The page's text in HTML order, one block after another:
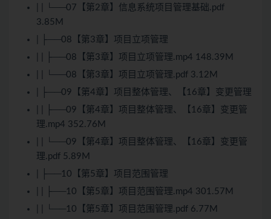
| | └──07【第2章】信息系统项目管理基础.pdf
3.85M
| ├──08【第3章】项目立项管理
| | ├──08【第3章】项目立项管理.mp4 148.39M
| | └──08【第3章】项目立项管理.pdf 3.12M
| ├──09【第4章】项目整体管理、【16章】变更管理
| | ├──09【第4章】项目整体管理、【16章】变更管
理.mp4 352.76M
| | └──09【第4章】项目整体管理、【16章】变更管
理.pdf 5.89M
| ├──10【第5章】项目范围管理
| | ├──10【第5章】项目范围管理.mp4 301.57M
| | └──10【第5章】项目范围管理.pdf 6.77M